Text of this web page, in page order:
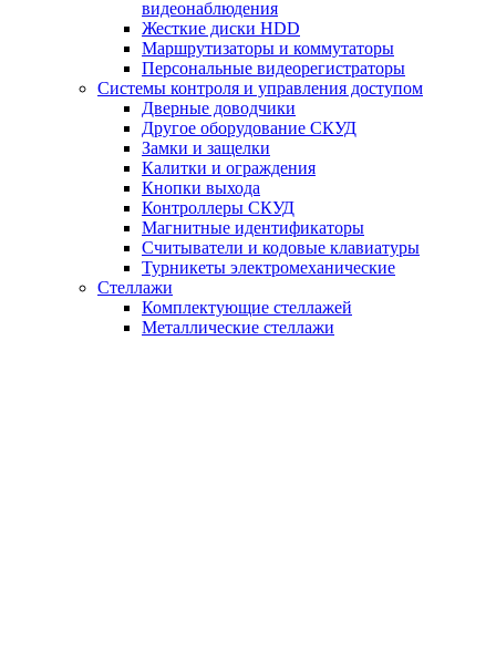
видеонаблюдения
Жесткие диски HDD
Маршрутизаторы и коммутаторы
Персональные видеорегистраторы
Системы контроля и управления доступом
Дверные доводчики
Другое оборудование СКУД
Замки и защелки
Калитки и ограждения
Кнопки выхода
Контроллеры СКУД
Магнитные идентификаторы
Считыватели и кодовые клавиатуры
Турникеты электромеханические
Стеллажи
Комплектующие стеллажей
Металлические стеллажи